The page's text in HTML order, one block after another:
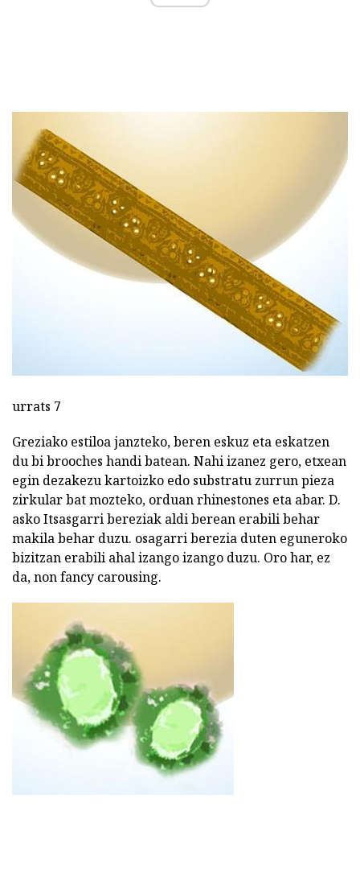
urrats 7
Greziako estiloa janzteko, beren eskuz eta eskatzen
du bi brooches handi batean. Nahi izanez gero, etxean
egin dezakezu kartoizko edo substratu zurrun pieza
zirkular bat mozteko, orduan rhinestones eta abar. D.
asko Itsasgarri bereziak aldi berean erabili behar
makila behar duzu. osagarri berezia duten eguneroko
bizitzan erabili ahal izango izango duzu. Oro har, ez
da, non fancy carousing.